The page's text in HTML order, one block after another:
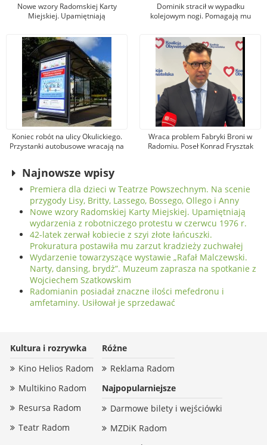
Nowe wzory Radomskiej Karty
Miejskiej. Upamiętniają
protestu w czerwcu 1976 r.
Dominik stracił w wypadku
kolejowym nogi. Pomagają mu
przekazał na leczenie 100 tys. zł!
Koniec robót na ulicy Okulickiego.
Przystanki autobusowe wracają na
Wraca problem Fabryki Broni w
Radomiu. Poseł Konrad Frysztak
Najnowsze wpisy
Premiera dla dzieci w Teatrze Powszechnym. Na scenie
przygody Lisy, Britty, Lassego, Bossego, Ollego i Anny
Nowe wzory Radomskiej Karty Miejskiej. Upamiętniają
wydarzenia z robotniczego protestu w czerwcu 1976 r.
42-latek zerwał kobiecie z szyi złote łańcuszki.
Prokuratura postawiła mu zarzut kradzieży zuchwałej
Wydarzenie towarzyszące wystawie „Rafał Malczewski.
Narty, dansing, brydż”. Muzeum zaprasza na spotkanie z
Wojciechem Szatkowskim
Radomianin posiadał znaczne ilości mefedronu i
amfetaminy. Usiłował je sprzedawać
Kultura i rozrywka
Kino Helios Radom
Multikino Radom
Resursa Radom
Teatr Radom
Różne
Reklama Radom
Najpopularniejsze
Darmowe bilety i wejściówki
MZDiK Radom